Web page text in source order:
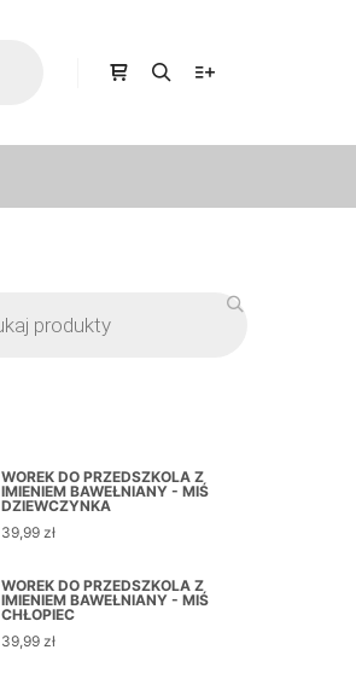
WOREK DO PRZEDSZKOLA Z
IMIENIEM BAWEŁNIANY - MIŚ
DZIEWCZYNKA
39,99 zł
WOREK DO PRZEDSZKOLA Z
IMIENIEM BAWEŁNIANY - MIŚ
CHŁOPIEC
39,99 zł